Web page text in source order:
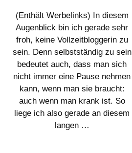
(Enthält Werbelinks) In diesem
Augenblick bin ich gerade sehr
froh, keine Vollzeitbloggerin zu
sein. Denn selbstständig zu sein
bedeutet auch, dass man sich
nicht immer eine Pause nehmen
kann, wenn man sie braucht:
auch wenn man krank ist. So
liege ich also gerade an diesem
langen …